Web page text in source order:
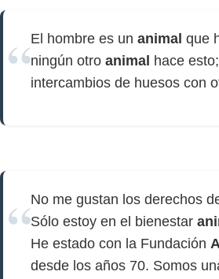
El hombre es un animal que
ningún otro animal hace
intercambios de huesos con
No me gustan los derechos
Sólo estoy en el bienestar
He estado con la Fundación
desde los años 70. Somos